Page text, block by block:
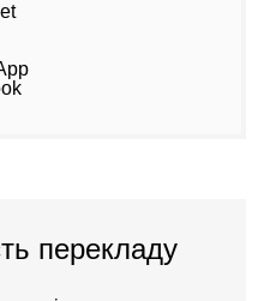
перекладу